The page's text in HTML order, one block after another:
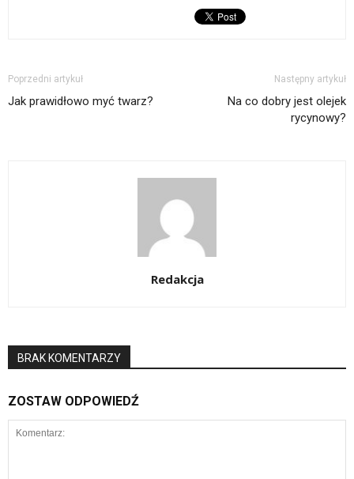
Poprzedni artykuł
Jak prawidłowo myć twarz?
Następny artykuł
Na co dobry jest olejek
rycynowy?
Redakcja
BRAK KOMENTARZY
ZOSTAW ODPOWIEDŹ